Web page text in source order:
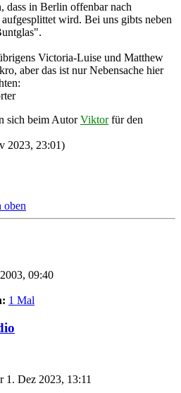
dass in Berlin offenbar nach
wird. Bei uns gibts neben
Victoria-Luise und Matthew
aber das ist nur Nebensache hier
sich beim AutorViktorfür den
2023, 23:01)
oben
09:40
1 Mal
1. Dez 2023, 13:11